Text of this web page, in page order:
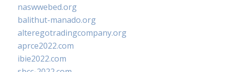
naswwebed.org
balithut-manado.org
alteregotradingcompany.org
aprce2022.com
ibie2022.com